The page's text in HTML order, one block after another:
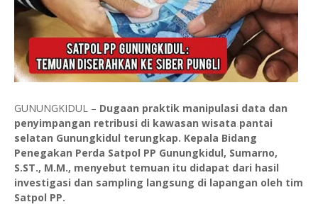
GUNUNGKIDUL – Dugaan praktik manipulasi data dan
penyimpangan retribusi di kawasan wisata pantai
selatan Gunungkidul terungkap. Kepala Bidang
Penegakan Perda Satpol PP Gunungkidul, Sumarno,
S.ST., M.M., menyebut temuan itu didapat dari hasil
investigasi dan sampling langsung di lapangan oleh tim
Satpol PP.